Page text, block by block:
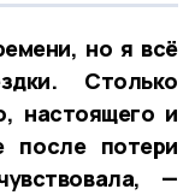
но я всё
Столько
настоящего и
после потери
—